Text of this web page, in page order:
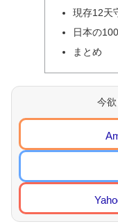
現存12天
日本の
まとめ
今